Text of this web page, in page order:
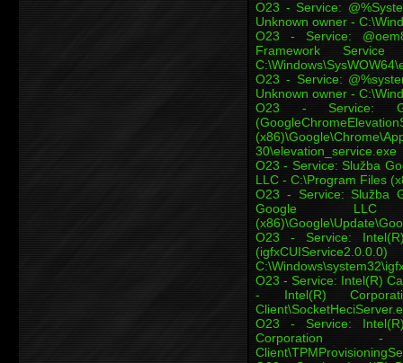
O23 - Service:
Unknown owner -
O23 - Service:
Framework
O23 - Service:
Unknown owner -
O23 - Service:
30\elevation_service.exe
O23 - Service: Služba
LLC - C:\Program Files
O23 - Service: Služba
Google
O23 - Service:
O23 - Service: Intel(R)
- Intel(R)
O23 - Service:
Corporation -